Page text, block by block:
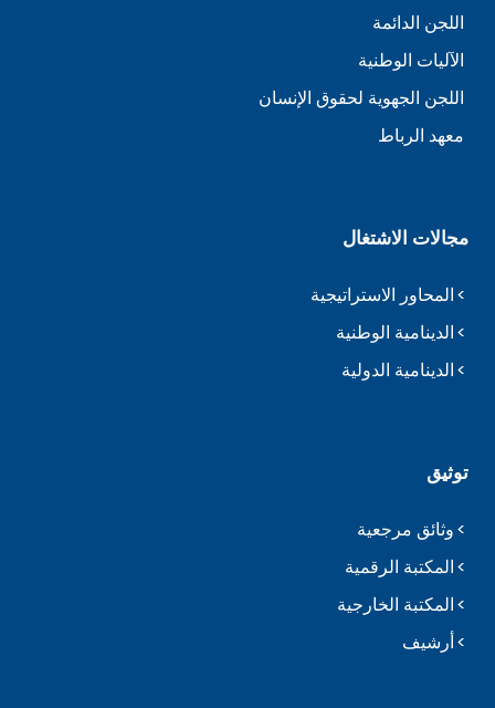
اللجن الدائمة
الآليات الوطنية
اللجن الجهوية لحقوق الإنسان
معهد الرباط
مجالات الاشتغال
المحاور الاستراتيجية
الدينامية الوطنية
الدينامية الدولية
توثيق
وثائق مرجعية
المكتبة الرقمية
المكتبة الخارجية
أرشيف